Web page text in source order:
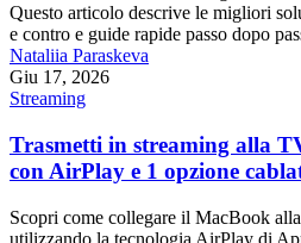
Questo articolo descrive le migliori
e contro e guide rapide passo dopo
Nataliia Paraskeva
Giu 17, 2026
Streaming
Trasmetti in streaming alla
con AirPlay e 1 opzione
Scopri come collegare il MacBook
utilizzando la tecnologia AirPlay di